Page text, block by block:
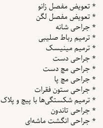
* تعویض مفصل زانو
* تعویض مفصل لگن
* جراحی شانه
* ترمیم رباط صلیبی
* ترمیم مینیسک
* جراحی دست
* جراحی مچ دست
* جراحی مچ پا
* جراحی ستون فقرات
* ترمیم شکستگی‌ها با پیچ و پلاک
* جراحی تاندون
* جراحی انگشت ماشه‌ای